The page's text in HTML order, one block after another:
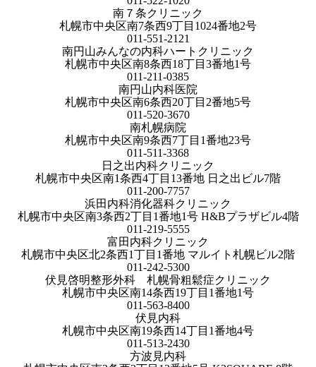
南７条クリニック
札幌市中央区南7条西9丁目1024番地2号
011-551-2121
南円山みんなの内科ハートクリニック
札幌市中央区南8条西18丁目3番地1号
011-211-0385
南円山内科医院
札幌市中央区南6条西20丁目2番地5号
011-520-3670
南札幌病院
札幌市中央区南9条西7丁目1番地23号
011-511-3368
日之出内科クリニック
札幌市中央区南1条西4丁目13番地 日之出ビル7階
011-200-7757
浜田内科消化器科クリニック
札幌市中央区南3条西2丁目1番地1号 H&Bプラザビル4階
011-219-5555
富田内科クリニック
札幌市中央区北2条西1丁目1番地 マルイト札幌ビル2階
011-242-5300
伏見啓明整形外科 札幌骨粗鬆症クリニック
札幌市中央区南14条西19丁目1番地1号
011-563-8400
伏見内科
札幌市中央区南19条西14丁目1番地4号
011-513-2430
方波見内科